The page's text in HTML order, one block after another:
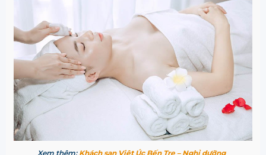
Xem thêm: Khách sạn Việt Úc Bến Tre – Nghỉ dưỡng